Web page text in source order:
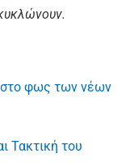
στο φως των νέων
Τακτική του